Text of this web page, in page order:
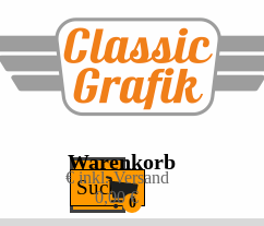
Warenkorb
€ inkl. Versand
0,00 €
Suchen
Menü überspringen